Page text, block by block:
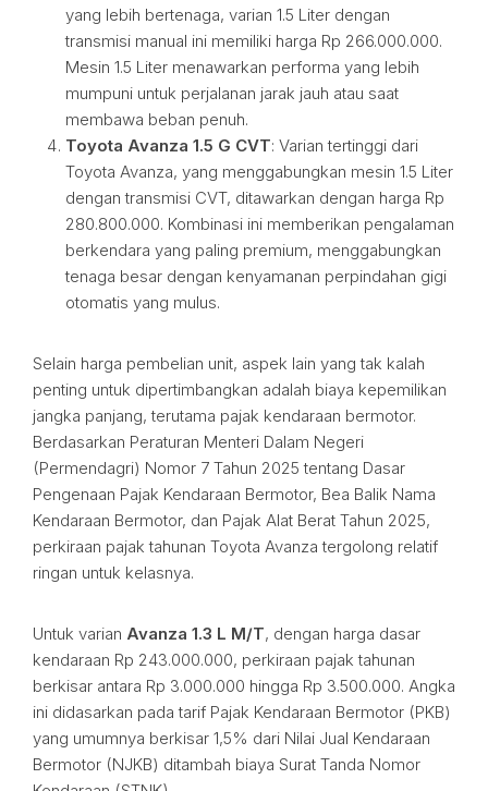
yang lebih bertenaga, varian 1.5 Liter dengan
transmisi manual ini memiliki harga Rp 266.000.000.
Mesin 1.5 Liter menawarkan performa yang lebih
mumpuni untuk perjalanan jarak jauh atau saat
membawa beban penuh.
Toyota Avanza 1.5 G CVT: Varian tertinggi dari
Toyota Avanza, yang menggabungkan mesin 1.5 Liter
dengan transmisi CVT, ditawarkan dengan harga Rp
280.800.000. Kombinasi ini memberikan pengalaman
berkendara yang paling premium, menggabungkan
tenaga besar dengan kenyamanan perpindahan gigi
otomatis yang mulus.
Selain harga pembelian unit, aspek lain yang tak kalah
penting untuk dipertimbangkan adalah biaya kepemilikan
jangka panjang, terutama pajak kendaraan bermotor.
Berdasarkan Peraturan Menteri Dalam Negeri
(Permendagri) Nomor 7 Tahun 2025 tentang Dasar
Pengenaan Pajak Kendaraan Bermotor, Bea Balik Nama
Kendaraan Bermotor, dan Pajak Alat Berat Tahun 2025,
perkiraan pajak tahunan Toyota Avanza tergolong relatif
ringan untuk kelasnya.
Untuk varian Avanza 1.3 L M/T, dengan harga dasar
kendaraan Rp 243.000.000, perkiraan pajak tahunan
berkisar antara Rp 3.000.000 hingga Rp 3.500.000. Angka
ini didasarkan pada tarif Pajak Kendaraan Bermotor (PKB)
yang umumnya berkisar 1,5% dari Nilai Jual Kendaraan
Bermotor (NJKB) ditambah biaya Surat Tanda Nomor